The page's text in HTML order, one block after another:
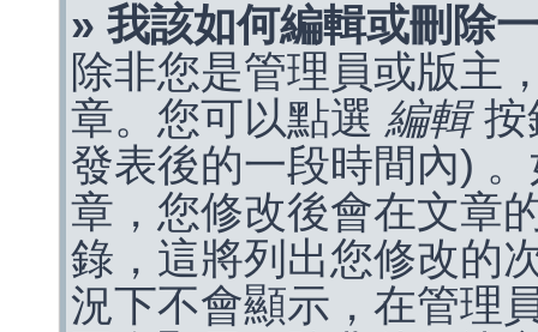
» 我該如何編輯或刪除
除非您是管理員或版主
章。您可以點選 編輯按
發表後的一段時間內)
章，您修改後會在文章
錄，這將列出您修改的
況下不會顯示，在管理